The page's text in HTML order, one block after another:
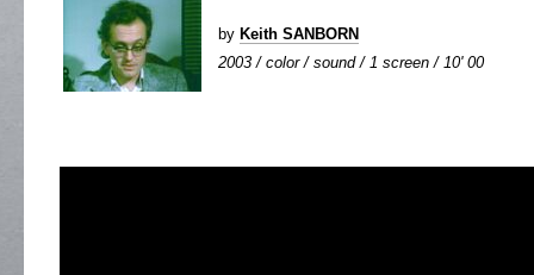
by Keith SANBORN
2003 / color / sound / 1 screen / 10' 00